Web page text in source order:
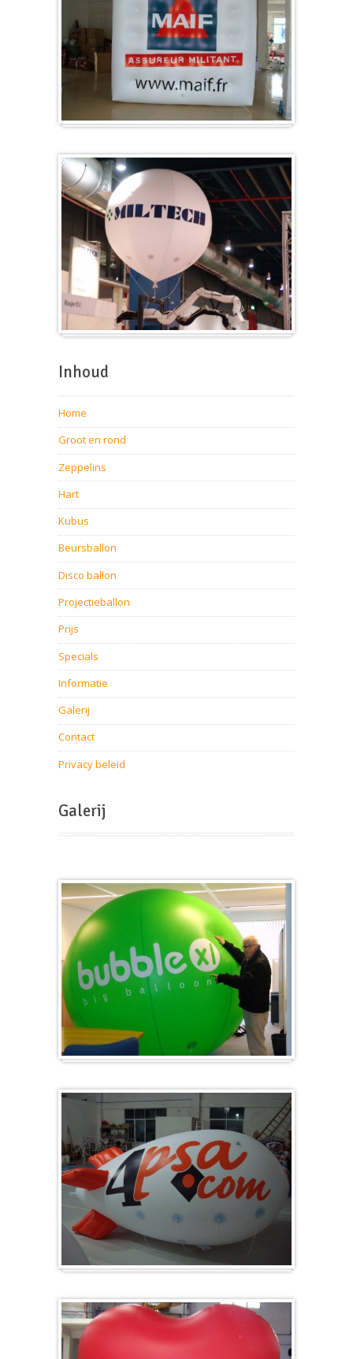
Inhoud
Home
Groot en rond
Zeppelins
Hart
Kubus
Beursballon
Disco ballon
Projectieballon
Prijs
Specials
Informatie
Galerij
Contact
Privacy beleid
Galerij